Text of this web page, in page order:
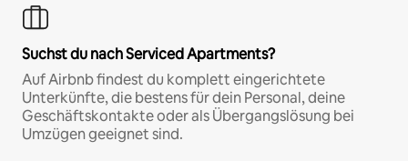
Suchst du nach Serviced Apartments?
Auf Airbnb findest du komplett eingerichtete
Unterkünfte, die bestens für dein Personal, deine
Geschäftskontakte oder als Übergangslösung bei
Umzügen geeignet sind.